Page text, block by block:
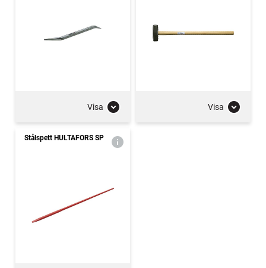
Visa Visa
Stålspett HULTAFORS SP